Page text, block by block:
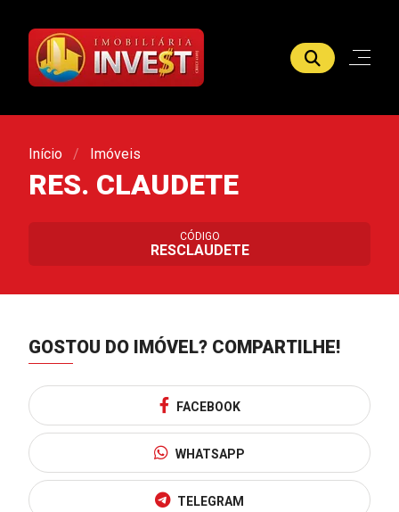
Início Imóveis
RES. CLAUDETE
CÓDIGO
RESCLAUDETE
GOSTOU DO IMÓVEL? COMPARTILHE!
FACEBOOK
WHATSAPP
TELEGRAM